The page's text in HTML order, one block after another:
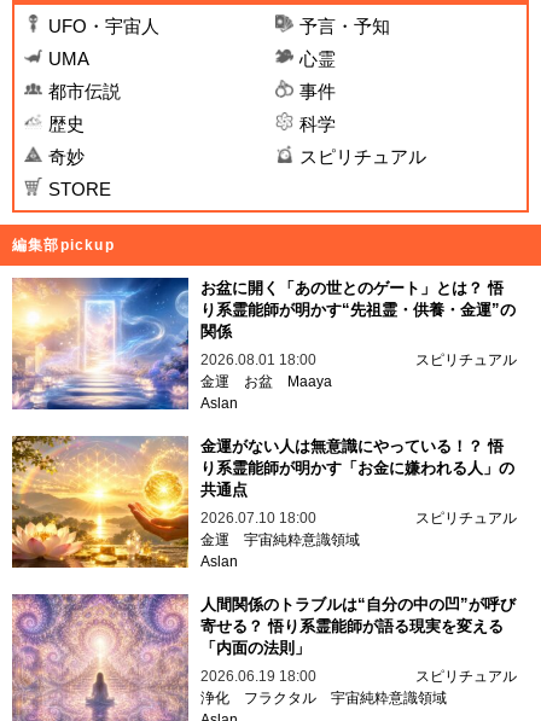
UFO・宇宙人
予言・予知
UMA
心霊
都市伝説
事件
歴史
科学
奇妙
スピリチュアル
STORE
編集部pickup
お盆に開く「あの世とのゲート」とは？ 悟
り系霊能師が明かす“先祖霊・供養・金運”の
関係
2026.08.01 18:00
スピリチュアル
金運
お盆
Maaya
Aslan
金運がない人は無意識にやっている！？ 悟
り系霊能師が明かす「お金に嫌われる人」の
共通点
2026.07.10 18:00
スピリチュアル
金運 宇宙純粋意識領域
Aslan
人間関係のトラブルは“自分の中の凹”が呼び
寄せる？ 悟り系霊能師が語る現実を変える
「内面の法則」
2026.06.19 18:00
スピリチュアル
浄化
フラクタル 宇宙純粋意識領域